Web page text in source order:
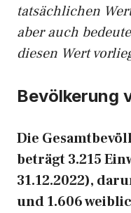
tatsächlichen
aber auch
diesen Wert
Bevölkerung
Die
beträgt 3.215
31.12.2022),
und 1.606